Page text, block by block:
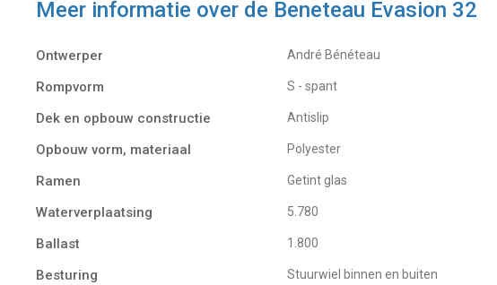
Meer informatie over de Beneteau Evasion 32
Ontwerper André Bénéteau
Rompvorm S - spant
Dek en opbouw constructie Antislip
Opbouw vorm, materiaal Polyester
Ramen Getint glas
Waterverplaatsing 5.780
Ballast 1.800
Besturing Stuurwiel binnen en buiten